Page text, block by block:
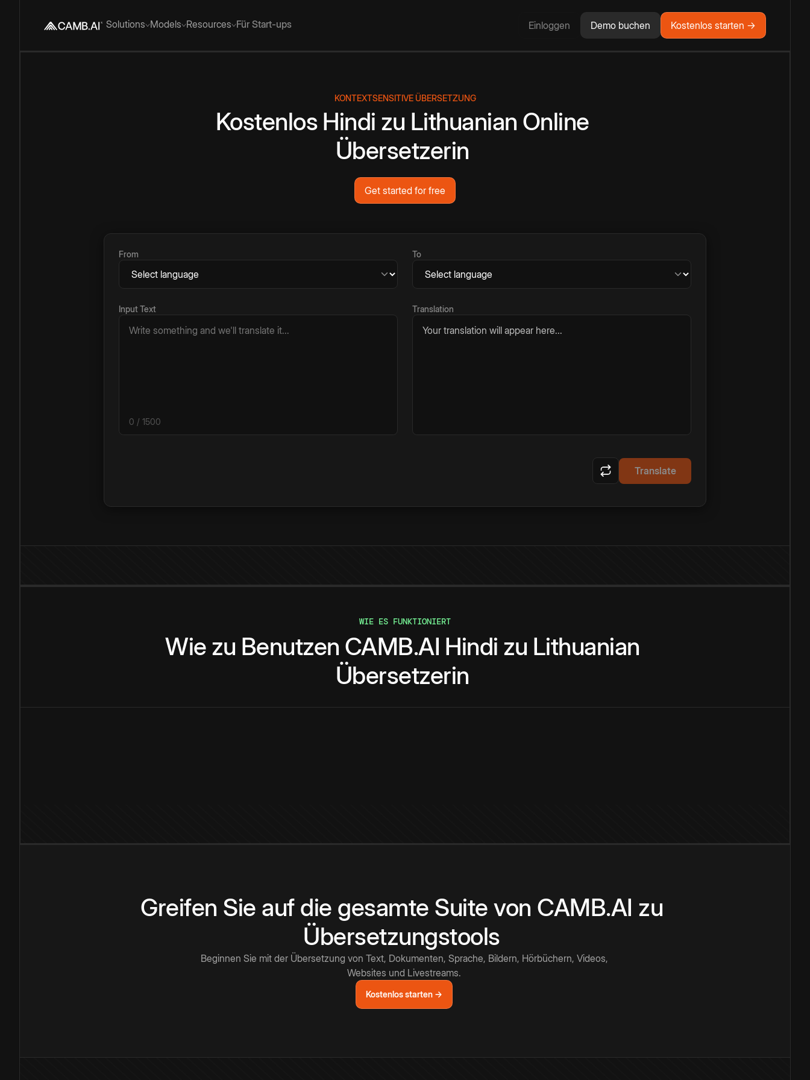
Solutions Models Resources Für Start-ups Einloggen Demo buchen Kostenlos starten →
KONTEXTSENSITIVE ÜBERSETZUNG
Kostenlos Hindi zu Lithuanian Online
Übersetzerin
Get started for free
From To
Input Text
0 / 1500
Translation
Your translation will appear here...
Translate
WIE ES FUNKTIONIERT
Wie zu Benutzen CAMB.AI Hindi zu Lithuanian
Übersetzerin
Greifen Sie auf die gesamte Suite von CAMB.AI zu
Übersetzungstools
Beginnen Sie mit der Übersetzung von Text, Dokumenten, Sprache, Bildern, Hörbüchern, Videos,
Websites und Livestreams.
Kostenlos starten →